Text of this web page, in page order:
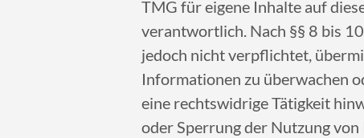
TMG für eigene Inhalte auf
verantwortlich. Nach §§ 8 bis
jedoch nicht verpflichtet,
Informationen zu überwachen
eine rechtswidrige Tätigkeit
oder Sperrung der Nutzung